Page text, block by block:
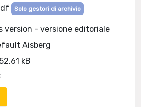
Solo gestori di archivio
version - versione editoriale
Aisberg
kB